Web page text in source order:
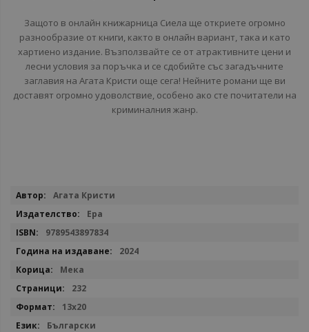
Защото в онлайн книжарница Сиела ще откриете огромно
разнообразие от книги, както в онлайн вариант, така и като
хартиено издание. Възползвайте се от атрактивните цени и
лесни условия за поръчка и се сдобийте със загадъчните
заглавия на Агата Кристи още сега! Нейните романи ще ви
доставят огромно удоволствие, особено ако сте почитатели на
криминалния жанр.
Повече
Агата Кристи
Ера
9789543897834
2024
Мека
232
13x20
Български